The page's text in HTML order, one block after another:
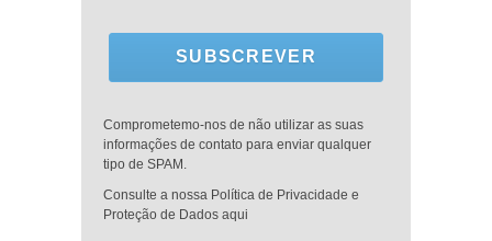
SUBSCREVER
Comprometemo-nos de não utilizar as suas
informações de contato para enviar qualquer
tipo de SPAM.
Consulte a nossa Política de Privacidade e
Proteção de Dados aqui